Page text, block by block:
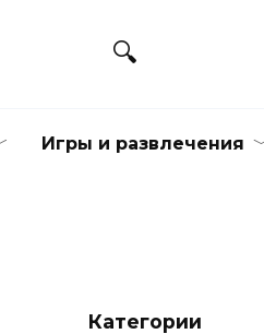
Игры и развлечения
Категории